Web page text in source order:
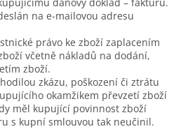
na e-mailovou adresu
právo ke zboží zaplacením
včetně nákladů na dodání,
zboží.
zkázu, poškození či ztrátu
okamžikem převzetí zboží
měl kupující povinnost zboží
s kupní smlouvou tak neučinil.